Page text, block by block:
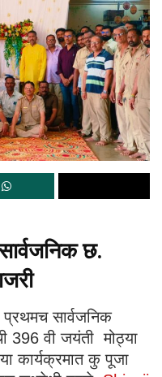
छ.
सार्वजनिक
396 वी जयंती मोठ्या
कार्यक्रमात कु पूजा